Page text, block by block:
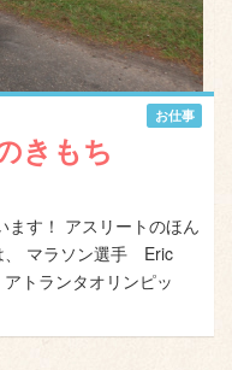
お仕事
きもち
す！ アスリートのほん
、 マラソン選手 Eric
トランタオリンピッ